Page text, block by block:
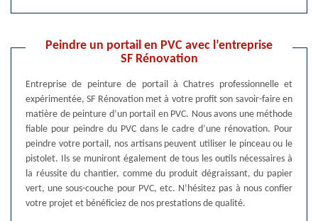
Peindre un portail en PVC avec l’entreprise
SF Rénovation
Entreprise de peinture de portail à Chatres professionnelle et
expérimentée, SF Rénovation met à votre profit son savoir-faire en
matière de peinture d’un portail en PVC. Nous avons une méthode
fiable pour peindre du PVC dans le cadre d’une rénovation. Pour
peindre votre portail, nos artisans peuvent utiliser le pinceau ou le
pistolet. Ils se muniront également de tous les outils nécessaires à
la réussite du chantier, comme du produit dégraissant, du papier
vert, une sous-couche pour PVC, etc. N’hésitez pas à nous confier
votre projet et bénéficiez de nos prestations de qualité.